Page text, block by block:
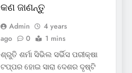
କଣ ଜାଣନ୍ତୁ
Admin
4 years
ago
0 1 mins
ଶ୍ରୁତି ଶର୍ମା ସିଭିଲ ସର୍ଭିସ ପରୀକ୍ଷା
ଟପ୍ପର ହୋଇ ସାରା ଦେଶର ଦୃଷ୍ଟି